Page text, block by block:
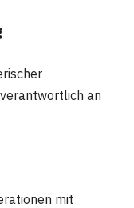
an
mit